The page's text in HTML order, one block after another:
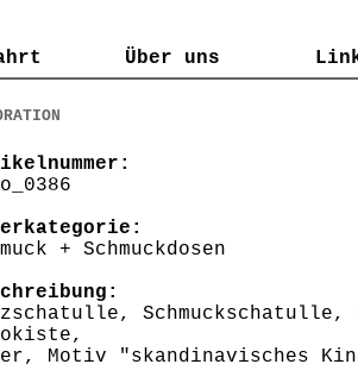
Über uns
Über uns
+ Schmuckdosen
Schmuckschatulle,
Motiv "skandinavisches